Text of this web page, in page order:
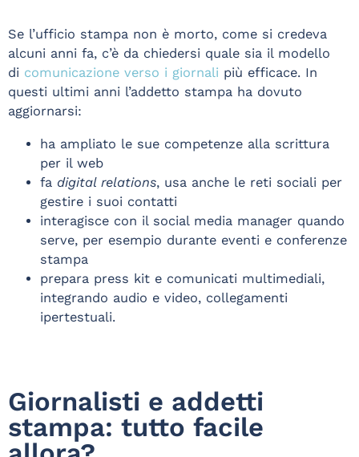
Se l’ufficio stampa non è morto, come si credeva
alcuni anni fa, c’è da chiedersi quale sia il modello
di comunicazione verso i giornali più efficace. In
questi ultimi anni l’addetto stampa ha dovuto
aggiornarsi:
ha ampliato le sue competenze alla scrittura
per il web
fa digital relations, usa anche le reti sociali per
gestire i suoi contatti
interagisce con il social media manager quando
serve, per esempio durante eventi e conferenze
stampa
prepara press kit e comunicati multimediali,
integrando audio e video, collegamenti
ipertestuali.
Giornalisti e addetti
stampa: tutto facile